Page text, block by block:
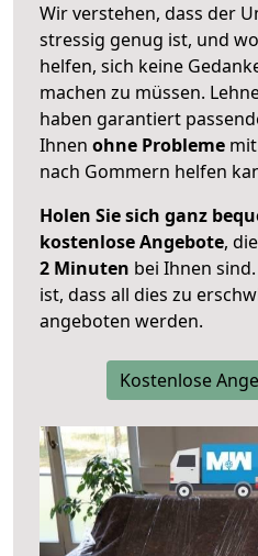
Wir verstehen, dass der
stressig genug ist, und
helfen, sich keine
machen zu müssen.
haben garantiert
Ihnen ohne Probleme
nach Gommern helfen
Holen Sie sich ganz
kostenlose Angebote,
2 Minuten bei Ihnen
ist, dass all dies zu
angeboten werden.
Kostenlose